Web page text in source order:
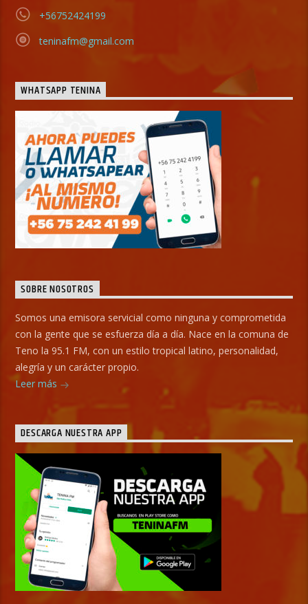
+56752424199
teninafm@gmail.com
WHATSAPP TENINA
SOBRE NOSOTROS
Somos una emisora servicial como ninguna y comprometida
con la gente que se esfuerza día a día. Nace en la comuna de
Teno la 95.1 FM, con un estilo tropical latino, personalidad,
alegría y un carácter propio.
Leer más
DESCARGA NUESTRA APP